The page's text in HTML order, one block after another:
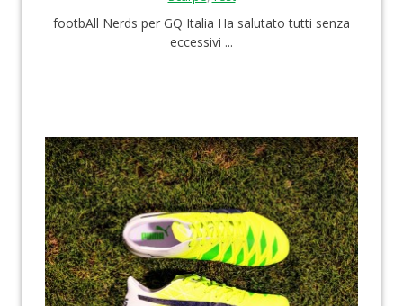
footbAll Nerds per GQ Italia Ha salutato tutti senza
eccessivi ...